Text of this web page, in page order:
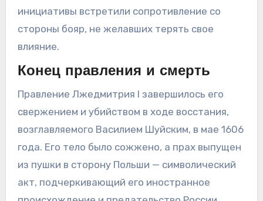
инициативы встретили сопротивление со
стороны бояр, не желавших терять свое
влияние.
Конец правления и смерть
Правление Лжедмитрия I завершилось его
свержением и убийством в ходе восстания,
возглавляемого Василием Шуйским, в мае 1606
года. Его тело было сожжено, а прах выпущен
из пушки в сторону Польши — символический
акт, подчеркивающий его иностранное